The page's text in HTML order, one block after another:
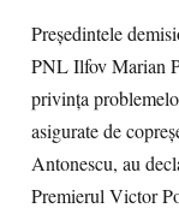
Preşedintele
PNL Ilfov Marian
privinţa
asigurate de
Antonescu, au
Premierul Victor